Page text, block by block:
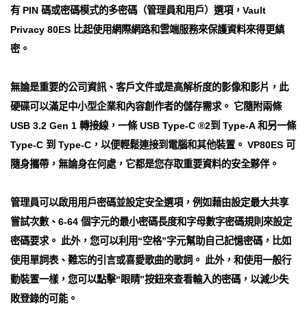
有 PIN 碼或密碼模式的多密碼（管理員和用戶）選項，Vault
Privacy 80ES 比起使用網際網路和雲端服務來保護資料來得更縝
密。
無論是重要的公司資訊、客戶文件或是高解析度的影像和影片，此
硬碟可以滿足中小型企業和內容創作者的儲存需求。 它隨附兩條
USB 3.2 Gen 1 轉接線，一條 USB Type-C ®2到 Type-A 和另一條
Type-C 到 Type-C，以便輕鬆連接到電腦和其他裝置。 VP80ES 可
隨身攜帶，無論身在何處，它都是您存取重要資料的安全夥伴。
管理員可以啟用用戶密碼並設定安全選項，例如藉由設定最大共享
嘗試次數、6-64 個字元的最小密碼長度和字母數字密碼規則來設定
密碼要求。 此外，您可以利用“空格”字元幫助自己記憶密碼，比如
使用單詞表、難忘的引言或喜愛歌曲的歌詞。 此外，和使用一般行
動裝置一樣，您可以點擊“眼睛”按鈕來查看輸入的密碼，以減少失
敗登錄的可能。